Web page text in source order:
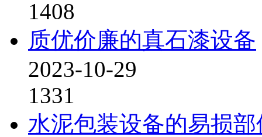
1408
质优价廉的真石漆设备
2023-10-29
1331
水泥包装设备的易损部